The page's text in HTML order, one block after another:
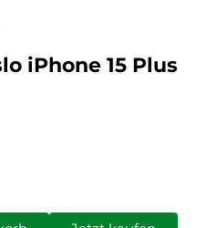
iPhone 15 Plus